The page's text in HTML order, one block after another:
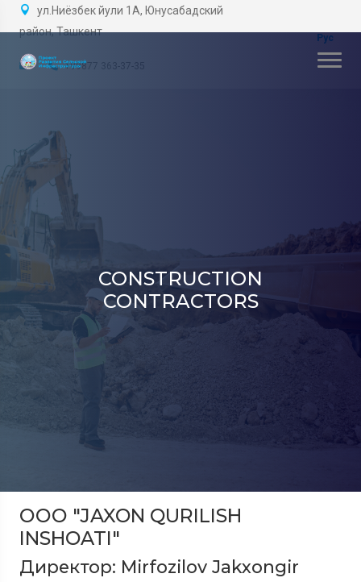
ул.Ниёзбек йули 1А, Юнусабадский
район, Ташкент
+99877 363-37-35
CONSTRUCTION
CONTRACTORS
ООО "JAXON QURILISH
INSHOATI"
Директор: Mirfozilov Jakxongir